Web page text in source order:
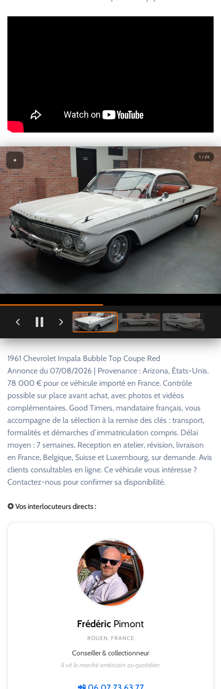
1 / 29
+
1961 Chevrolet Impala Bubble Top Coupe Red
Annonce du 07/08/2026 | Provenance : Arizona, États-Unis.
78 000 € pour ce véhicule importé en France. Contrôle
possible sur place avant achat, avec photos et vidéos
complémentaires. Good Timers, mandataire français, vous
accompagne de la sélection à la remise des clés : transport,
formalités et démarches d’immatriculation compris. Délai
moyen : 7 semaines. Reception en atelier, révision, livraison
en France, Belgique, Suisse et Luxembourg, sur demande. Avis
clients consultables en ligne. Ce véhicule vous intéresse ?
Contactez-nous pour confirmer sa disponibilité.
✪ Vos interlocuteurs directs :
Frédéric Pimont
ROUEN, FRANCE
Conseiller & collectionneur
Il vit le marché américain au quotidien